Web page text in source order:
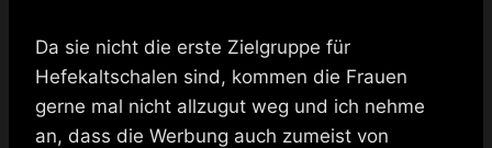
Da sie nicht die erste Zielgruppe für
Hefekaltschalen sind, kommen die Frauen
gerne mal nicht allzugut weg und ich nehme
an, dass die Werbung auch zumeist von